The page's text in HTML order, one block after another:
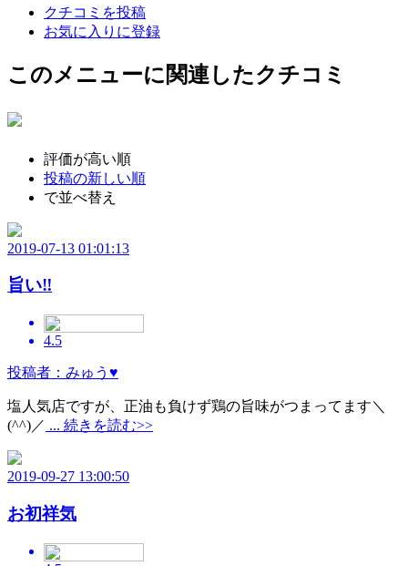
クチコミを投稿
お気に入りに登録
このメニューに関連したクチコミ
評価が高い順
投稿の新しい順
で並べ替え
2019-07-13 01:01:13
旨い‼️
4.5
投稿者：みゅう♥
塩人気店ですが、正油も負けず鶏の旨味がつまってます＼
(^^)／ ... 続きを読む>>
2019-09-27 13:00:50
お初祥気